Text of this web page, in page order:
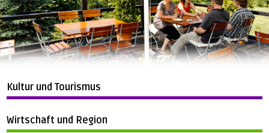
Kultur und Tourismus
Wirtschaft und Region